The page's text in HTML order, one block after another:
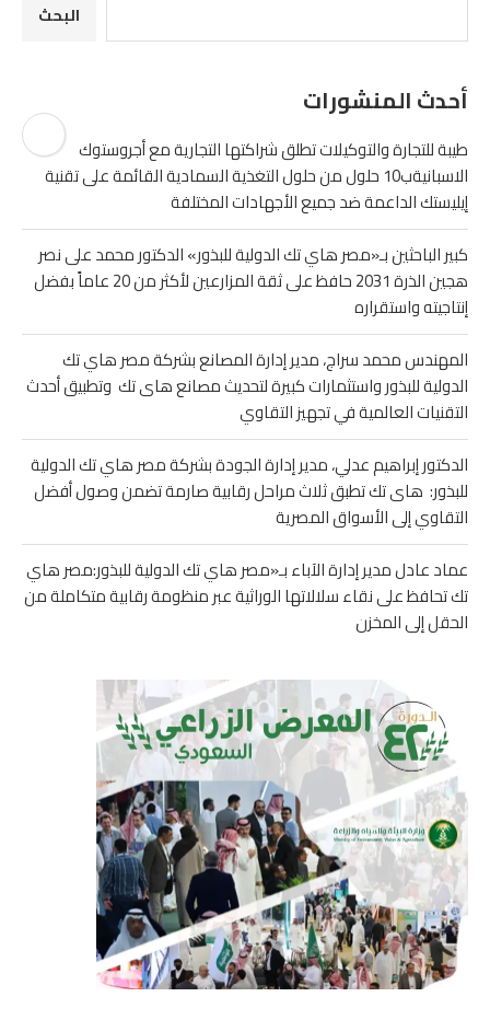
البحث
أحدث المنشورات
طيبة للتجارة والتوكيلات تطلق شراكتها التجارية مع أجروستوك
الاسبانيةب10 حلول من حلول التغذية السمادية القائمة على تقنية
إيليستك الداعمة ضد جميع الأجهادات المختلفة
كبير الباحثين بـ«مصر هاي تك الدولية للبذور» الدكتور محمد على نصر
هجين الذرة 2031 حافظ على ثقة المزارعين لأكثر من 20 عاماً بفضل
إنتاجيته واستقراره
المهندس محمد سراج، مدير إدارة المصانع بشركة مصر هاي تك
الدولية للبذور واستثمارات كبيرة لتحديث مصانع هاى تك وتطبيق أحدث
التقنيات العالمية في تجهيز التقاوي
الدكتور إبراهيم عدلي، مدير إدارة الجودة بشركة مصر هاي تك الدولية
للبذور: هاى تك تطبق ثلاث مراحل رقابية صارمة تضمن وصول أفضل
التقاوي إلى الأسواق المصرية
عماد عادل مدير إدارة الآباء بـ«مصر هاي تك الدولية للبذور:مصر هاي
تك تحافظ على نقاء سلالاتها الوراثية عبر منظومة رقابية متكاملة من
الحقل إلى المخزن